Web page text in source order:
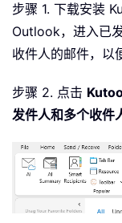
步骤 1. 下载安装
Outlook，进入已
收件人的邮件，以
步骤 2. 点击
发件人和多个收件